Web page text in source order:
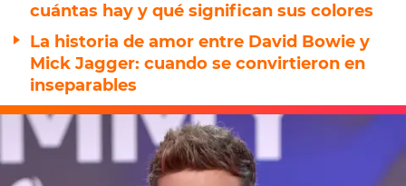
cuántas hay y qué significan sus colores
La historia de amor entre David Bowie y
Mick Jagger: cuando se convirtieron en
inseparables